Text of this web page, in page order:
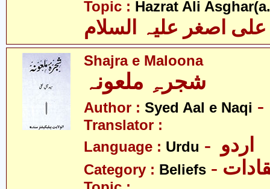
Topic : Hazrat Ali
علی اصغر علیہ السلام
Shajra e Maloona
شجرہِ ملعونہ
Author : Syed Aal e Naqi
Translator :
Language : Urdu
Category : Beliefs